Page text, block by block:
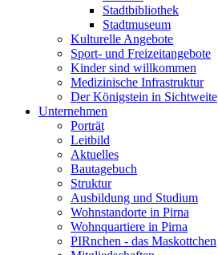
Stadtbibliothek
Stadtmuseum
Kulturelle Angebote
Sport- und Freizeitangebote
Kinder sind willkommen
Medizinische Infrastruktur
Der Königstein in Sichtweite
Unternehmen
Porträt
Leitbild
Aktuelles
Bautagebuch
Struktur
Ausbildung und Studium
Wohnstandorte in Pirna
Wohnquartiere in Pirna
PIRnchen - das Maskottchen